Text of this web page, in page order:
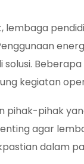
lembaga
kegiatan
pihak-pihak
agar
dalam